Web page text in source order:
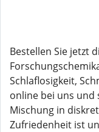
Bestellen Sie jetzt
Schlaflosigkeit,
online bei uns und
Mischung in
Zufriedenheit ist